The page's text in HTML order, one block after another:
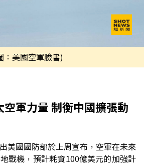
：美國空軍臉書)
空軍力量 制衡中國擴張動
美國國防部於上周宣布，空軍在未來
戰機，預計耗資100億美元的加強計